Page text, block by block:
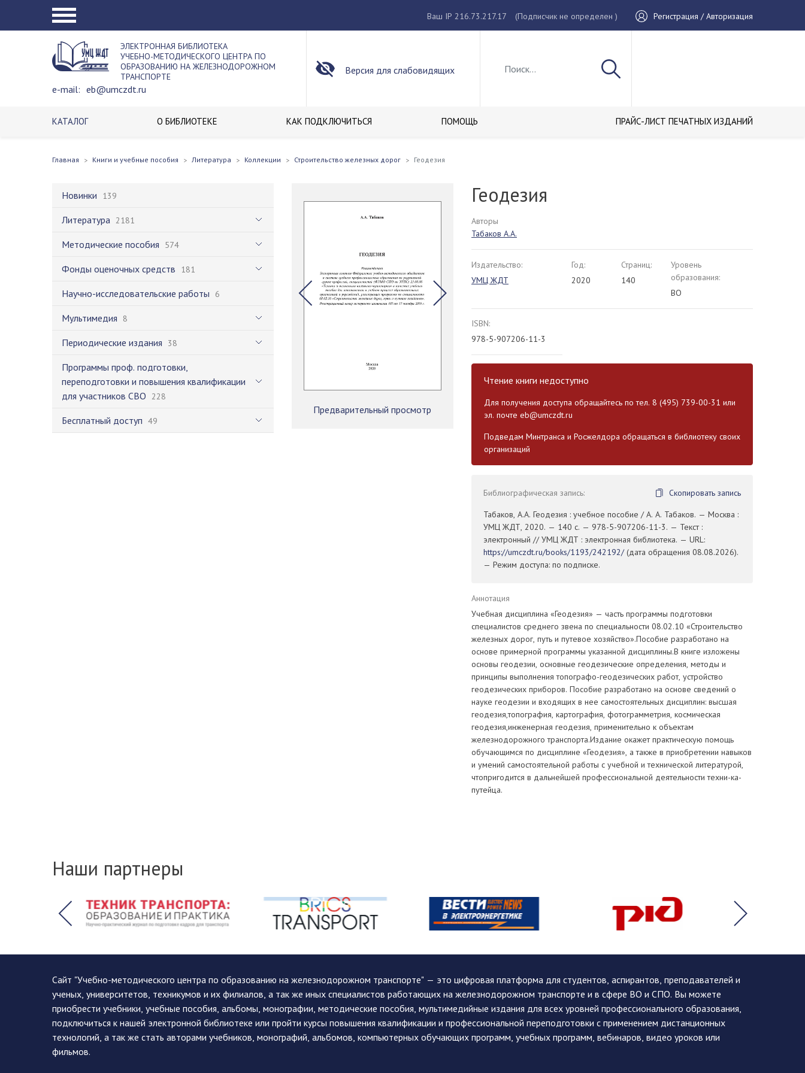
Ваш IP 216.73.217.17 (Подписчик не определен ) Регистрация / Авторизация
ЭЛЕКТРОННАЯ БИБЛИОТЕКА
УЧЕБНО-МЕТОДИЧЕСКОГО ЦЕНТРА ПО
ОБРАЗОВАНИЮ НА ЖЕЛЕЗНОДОРОЖНОМ
ТРАНСПОРТЕ
e-mail: eb@umczdt.ru
Версия для слабовидящих
КАТАЛОГ О БИБЛИОТЕКЕ КАК ПОДКЛЮЧИТЬСЯ ПОМОЩЬ ПРАЙС-ЛИСТ ПЕЧАТНЫХ ИЗДАНИЙ
Главная Книги и учебные пособия Литература Коллекции Строительство железных дорог Геодезия
Новинки 139
Литература 2181
Методические пособия 574
Фонды оценочных средств 181
Научно-исследовательские работы 6
Мультимедия 8
Периодические издания 38
Программы проф. подготовки,
переподготовки и повышения квалификации
для участников СВО 228
Бесплатный доступ 49
Предварительный просмотр
Геодезия
Авторы
Табаков А.А.
Издательство:
УМЦ ЖДТ
Год:
2020
Страниц:
140
Уровень
образования:
ВО
ISBN:
978-5-907206-11-3
Чтение книги недоступно
Для получения доступа обращайтесь по тел. 8 (495) 739-00-31 или
эл. почте eb@umczdt.ru
Подведам Минтранса и Росжелдора обращаться в библиотеку своих
организаций
Библиографическая запись:
Скопировать запись
Табаков, А.А. Геодезия : учебное пособие / А. А. Табаков. — Москва :
УМЦ ЖДТ, 2020. — 140 с. — 978-5-907206-11-3. — Текст :
электронный // УМЦ ЖДТ : электронная библиотека. — URL:
https://umczdt.ru/books/1193/242192/(дата обращения 08.08.2026).
— Режим доступа: по подписке.
Аннотация
Учебная дисциплина «Геодезия» — часть программы подготовки
специалистов среднего звена по специальности 08.02.10 «Строительство
железных дорог, путь и путевое хозяйство».Пособие разработано на
основе примерной программы указанной дисциплины.В книге изложены
основы геодезии, основные геодезические определения, методы и
принципы выполнения топографо-геодезических работ, устройство
геодезических приборов. Пособие разработано на основе сведений о
науке геодезии и входящих в нее самостоятельных дисциплин: высшая
геодезия,топография, картография, фотограмметрия, космическая
геодезия,инженерная геодезия, применительно к объектам
железнодорожного транспорта.Издание окажет практическую помощь
обучающимся по дисциплине «Геодезия», а также в приобретении навыков
и умений самостоятельной работы с учебной и технической литературой,
чтопригодится в дальнейшей профессиональной деятельности техни-ка-
путейца.
Наши партнеры
Сайт "Учебно-методического центра по образованию на железнодорожном транспорте" — это цифровая платформа для студентов, аспирантов, преподавателей и
ученых, университетов, техникумов и их филиалов, а так же иных специалистов работающих на железнодорожном транспорте и в сфере ВО и СПО. Вы можете
приобрести учебники, учебные пособия, альбомы, монографии, методические пособия, мультимедийные издания для всех уровней профессионального образования,
подключиться к нашей электронной библиотеке или пройти курсы повышения квалификации и профессиональной переподготовки с применением дистанционных
технологий, а так же стать авторами учебников, монографий, альбомов, компьютерных обучающих программ, учебных программ, вебинаров, видео уроков или
фильмов.